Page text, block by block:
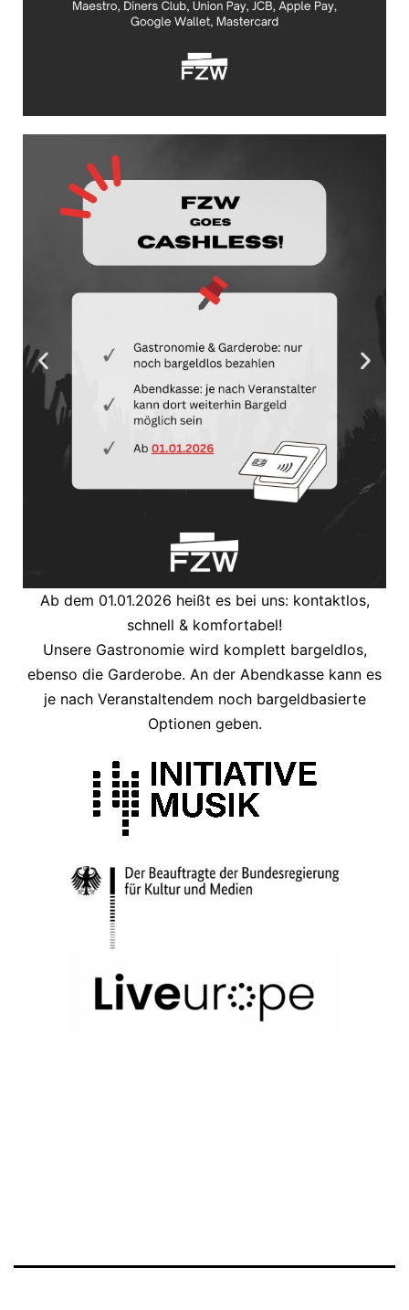
Ab dem 01.01.2026 heißt es bei uns: kontaktlos,
schnell & komfortabel!
Unsere Gastronomie wird komplett bargeldlos,
ebenso die Garderobe. An der Abendkasse kann es
je nach Veranstaltendem noch bargeldbasierte
Optionen geben.